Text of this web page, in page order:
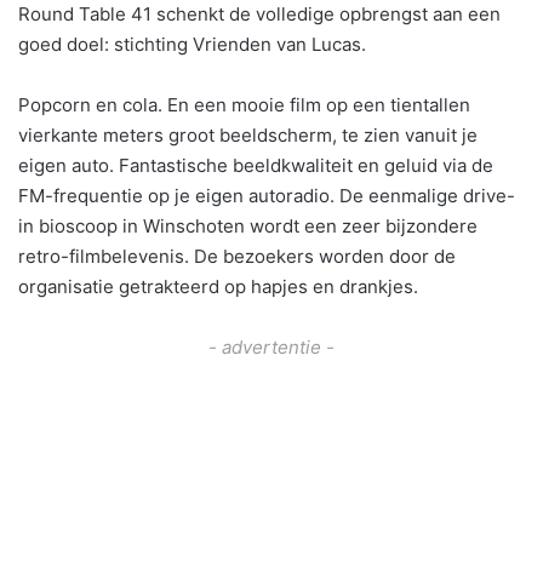
Round Table 41 schenkt de volledige opbrengst aan een
goed doel: stichting Vrienden van Lucas.
Popcorn en cola. En een mooie film op een tientallen
vierkante meters groot beeldscherm, te zien vanuit je
eigen auto. Fantastische beeldkwaliteit en geluid via de
FM-frequentie op je eigen autoradio. De eenmalige drive-
in bioscoop in Winschoten wordt een zeer bijzondere
retro-filmbelevenis. De bezoekers worden door de
organisatie getrakteerd op hapjes en drankjes.
- advertentie -